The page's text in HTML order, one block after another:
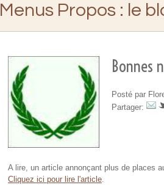
Menus Propos: le
Bonnes
Posté par
Partager:
A lire, un article annonçant plus de places
Cliquez ici pour lire l'article.